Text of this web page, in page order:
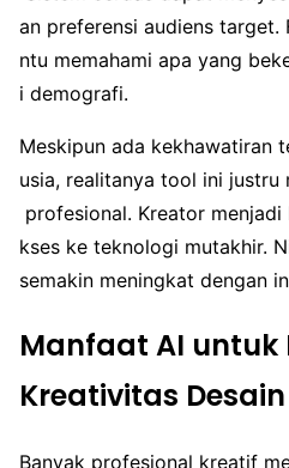
an preferensi audiens target.
ntu memahami apa yang
i demografi.
Meskipun ada kekhawatiran
usia, realitanya tool ini
profesional. Kreator
kses ke teknologi mutakhir.
semakin meningkat dengan
Manfaat AI
Kreativitas Desain
Banyak profesional kreatif